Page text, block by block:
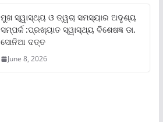
ମୁଖ ସ୍ୱାସ୍ଥ୍ୟ ଓ ତ୍ୱଚା ସମସ୍ୟାର ଅଦୃଶ୍ୟ
ସମ୍ପର୍କ :ପ୍ରଖ୍ୟାତ ସ୍ୱାସ୍ଥ୍ୟ ବିଶେଷଜ୍ଞ ଡା.
ସୋନିଆ ଦତ୍ତ
June 8, 2026